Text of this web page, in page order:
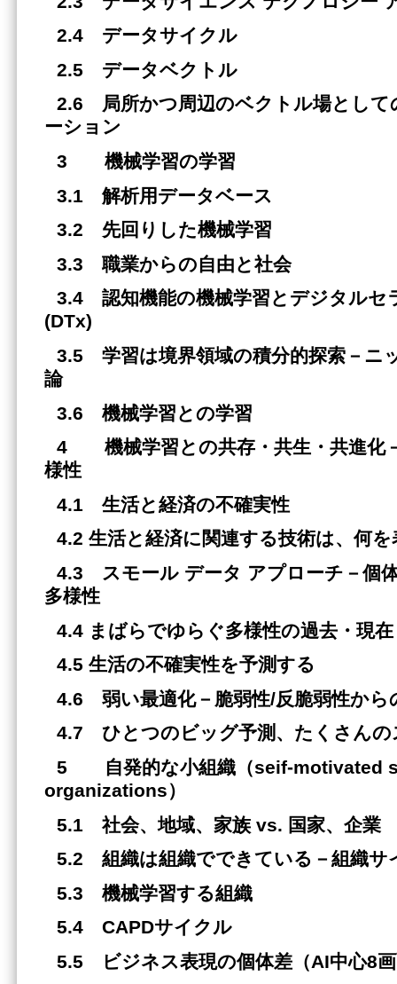
2.4 データサイクル
2.5 データベクトル
2.6 局所かつ周辺のベクトル場として
ーション
3 機械学習の学習
3.1 解析用データベース
3.2 先回りした機械学習
3.3 職業からの自由と社会
3.4 認知機能の機械学習とデジタルセ
(DTx)
3.5 学習は境界領域の積分的探索－ニ
論
3.6 機械学習との学習
4 機械学習との共存・共生・共進化
様性
4.1 生活と経済の不確実性
4.2 生活と経済に関連する技術は、何
4.3 スモール データ アプローチ－個
多様性
4.4 まばらでゆらぐ多様性の過去・現
4.5 生活の不確実性を予測する
4.6 弱い最適化－ 脆弱性/反脆弱性から
4.7 ひとつのビッグ予測、たくさんの
5 自発的な小組織（seif-motivated
organizations）
5.1 社会、地域、家族 vs. 国家、企業
5.2 組織は組織でできている － 組織サ
5.3 機械学習する組織
5.4 CAPDサイクル
5.5 ビジネス表現の個体差（AI中心8